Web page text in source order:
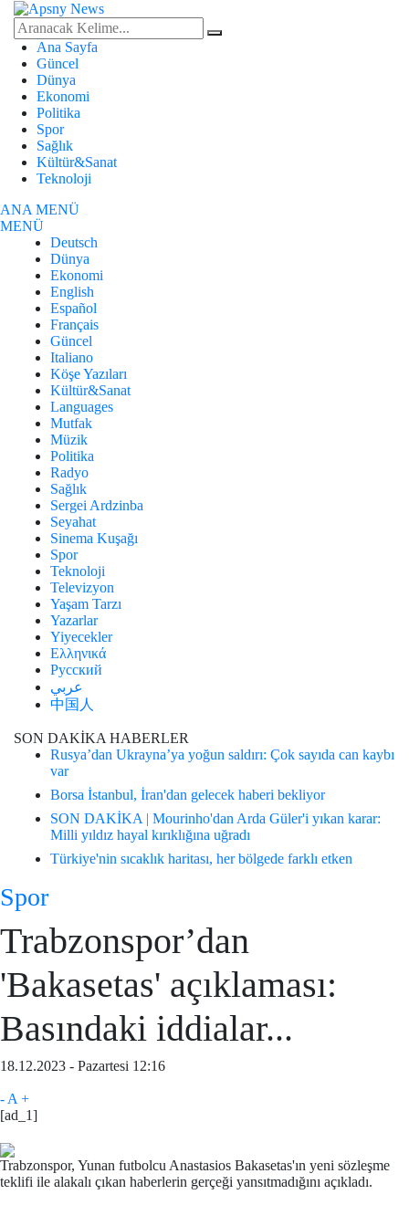
Ana Sayfa
Güncel
Dünya
Ekonomi
Politika
Spor
Sağlık
Kültür&Sanat
Teknoloji
ANA MENÜ
MENÜ
Deutsch
Dünya
Ekonomi
English
Español
Français
Güncel
Italiano
Köşe Yazıları
Kültür&Sanat
Languages
Mutfak
Müzik
Politika
Radyo
Sağlık
Sergei Ardzinba
Seyahat
Sinema Kuşağı
Spor
Teknoloji
Televizyon
Yaşam Tarzı
Yazarlar
Yiyecekler
Ελληνικά
Русский
عربي
中国人
SON DAKİKA HABERLER
Rusya’dan Ukrayna’ya yoğun saldırı: Çok sayıda can kaybı
var
Borsa İstanbul, İran'dan gelecek haberi bekliyor
SON DAKİKA | Mourinho'dan Arda Güler'i yıkan karar:
Milli yıldız hayal kırıklığına uğradı
Türkiye'nin sıcaklık haritası, her bölgede farklı etken
Spor
Trabzonspor’dan
'Bakasetas' açıklaması:
Basındaki iddialar...
18.12.2023 - Pazartesi 12:16
- A +
[ad_1]
Trabzonspor, Yunan futbolcu Anastasios Bakasetas'ın yeni sözleşme
teklifi ile alakalı çıkan haberlerin gerçeği yansıtmadığını açıkladı.